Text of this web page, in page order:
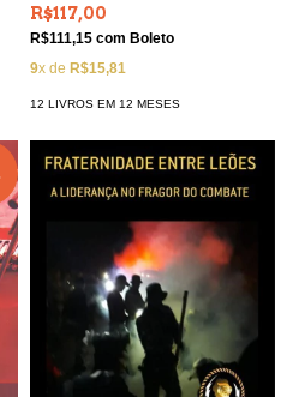
R$117,00
R$111,15 com Boleto
9x de R$15,81
12 LIVROS EM 12 MESES